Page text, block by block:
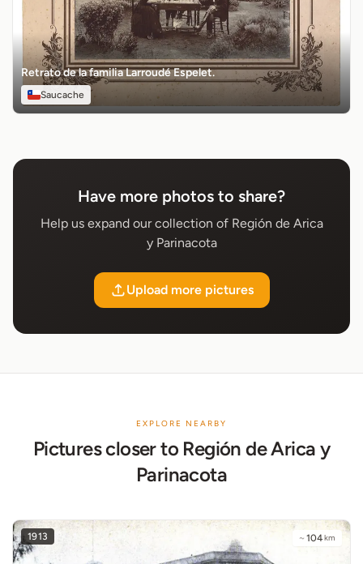
Retrato de la familia Larroudé Espelet.
Saucache
Have more photos to share?
Help us expand our collection of Región de Arica
y Parinacota
Upload more pictures
EXPLORE NEARBY
Pictures closer to Región de Arica y
Parinacota
1913 ~ 104km